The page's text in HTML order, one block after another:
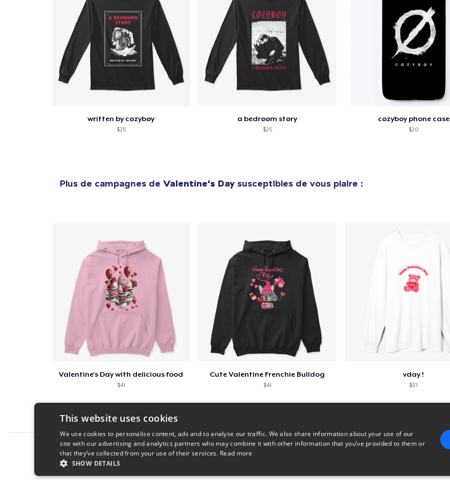
written by cøzybøy
$25
a bedrøøm støry
$25
cøzybøy phone case
$20
Plus de campagnes de Valentine's Day susceptibles de vous plaire :
Valentine's Day with delicious food
$41
Cute Valentine Frenchie Bulldog
$41
vday !
$37
Report this product
Classic Crew Neck T-Shirt
20,00 $US
Premium Long Sleeve Tee
This website uses cookies
We use cookies to personalise content, ads and to analyse our traffic. We also share information about your use of our
site with our advertising and analytics partners who may combine it with other information that you’ve provided to them or
that they’ve collected from your use of their services. Read more
SHOW DETAILS